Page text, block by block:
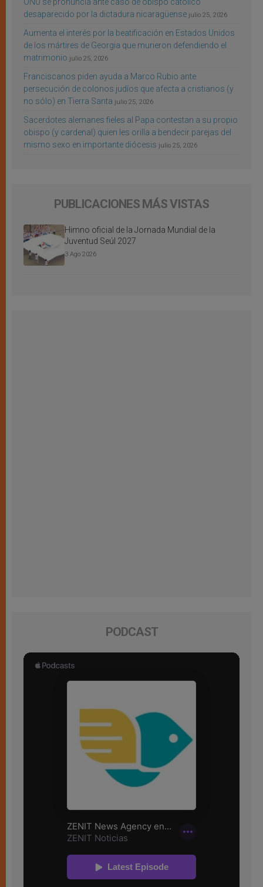
ONU se pronuncia ante caso de obispo católico
desaparecido por la dictadura nicaragüense julio 25, 2026
Aumenta el interés por la beatificación en Estados Unidos
de los mártires de Georgia que murieron defendiendo el
matrimonio julio 25, 2026
Franciscanos piden ayuda a Marco Rubio ante
persecución de colonos judíos que afecta a cristianos (y
no sólo) en Tierra Santa julio 25, 2026
Sacerdotes alemanes fieles al Papa contestan a su propio
obispo (y cardenal) quien les orilla a bendecir parejas del
mismo sexo en importante diócesis julio 25, 2026
PUBLICACIONES MÁS VISTAS
Himno oficial de la Jornada Mundial de la
Juventud Seúl 2027
3 Ago 2026
PODCAST